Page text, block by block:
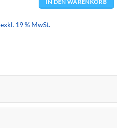
IN DEN WARENKORB
exkl. 19 % MwSt.